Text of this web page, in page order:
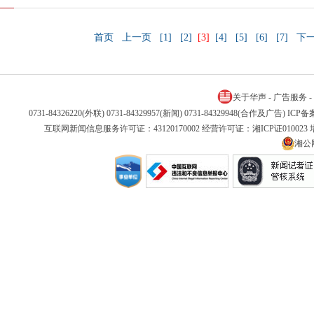
首页 上一页 [1] [2] [3] [4] [5] [6] [7] 下
关于华声 - 广告服务 -
0731-84326220(外联) 0731-84329957(新闻) 0731-84329948(合作及广告) ICP备
互联网新闻信息服务许可证：43120170002 经营许可证：湘ICP证
湘公